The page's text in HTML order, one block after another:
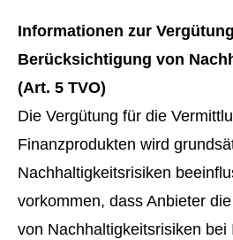
Informationen zur
Berücksichtigung von
(Art. 5 TVO)
Die Vergütung für die
Finanzprodukten wird
Nachhaltigkeitsrisiken
vorkommen, dass Anbieter
von Nachhaltigkeitsrisiken bei